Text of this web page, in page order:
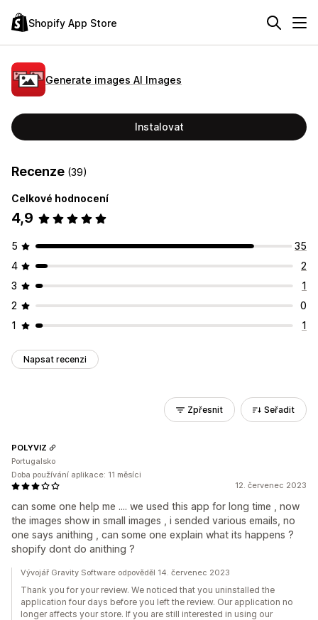
Shopify App Store
Generate images AI Images
Instalovat
Recenze (39)
Celkové hodnocení
4,9
5
35
4
2
3
1
2
0
1
1
Napsat recenzi
Zpřesnit Seřadit
12. červenec 2023
can some one help me .... we used this app for long time , now
the images show in small images , i sended various emails, no
one says anithing , can some one explain what its happens ?
shopify dont do anithing ?
POLYVIZ
Portugalsko
Doba používání aplikace: 11 měsíci
Vývojář Gravity Software odpověděl 14. červenec 2023
Thank you for your review. We noticed that you uninstalled the
application four days before you left the review. Our application no
longer affects your store. If you are still interested in using our